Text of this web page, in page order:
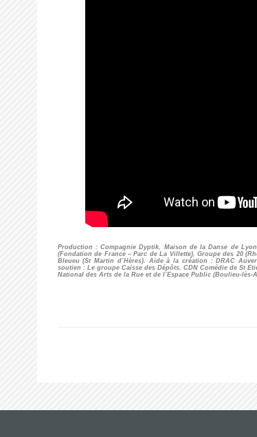
Production : Compagnie Dyptik, Maison de la Danse de
(Fondation de France – Parc de La Villette), Groupe des 20
Bleueu (St Martin d’Hères). Aide à la création : DRAC
soutien : Le groupe Caisse des Dépôts, CDN Comédie de St
National des Arts de la Rue et de l’Espace Public (Boulieu-